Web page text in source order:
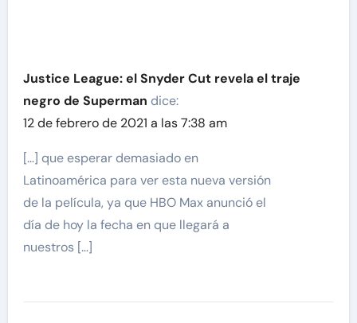
Justice League: el Snyder Cut revela el traje
negro de Superman dice:
12 de febrero de 2021 a las 7:38 am
[…] que esperar demasiado en
Latinoamérica para ver esta nueva versión
de la película, ya que HBO Max anunció el
día de hoy la fecha en que llegará a
nuestros […]